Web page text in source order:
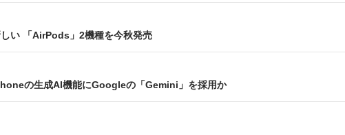
い 「AirPods」2機種を今秋発売
の生成AI機能にGoogleの「Gemini」を採用か